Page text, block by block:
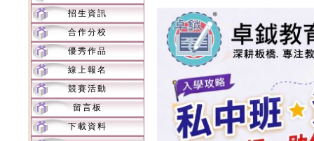
招生資訊
合作分校
優秀作品
線上報名
競賽活動
留言板
下載資料